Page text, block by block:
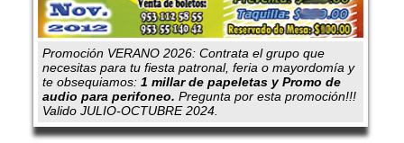
Promoción VERANO 2026: Contrata el grupo que
necesitas para tu fiesta patronal, feria o mayordomía y
te obsequiamos: 1 millar de papeletas y Promo de
audio para perifoneo. Pregunta por esta promoción!!!
Valido JULIO-OCTUBRE 2024.